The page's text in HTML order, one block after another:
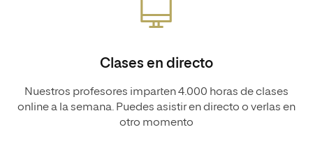
Clases en directo
Nuestros profesores imparten 4.000 horas de clases
online a la semana. Puedes asistir en directo o verlas en
otro momento